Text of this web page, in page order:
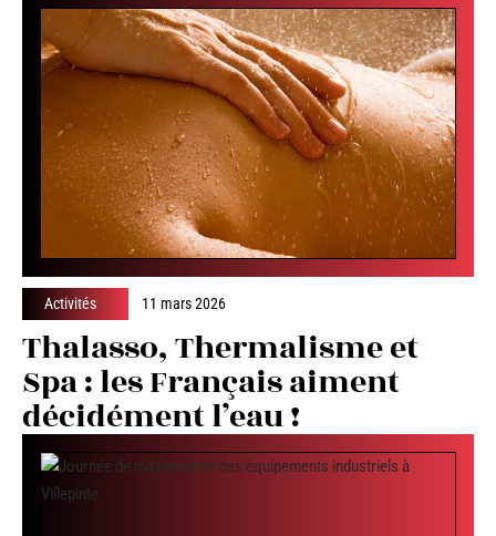
Activités 11 mars 2026
Thalasso, Thermalisme et
Spa : les Français aiment
décidément l’eau !